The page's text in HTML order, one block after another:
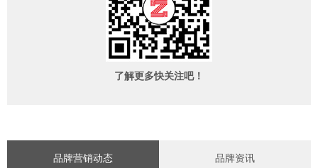
了解更多快关注吧！
品牌营销动态 品牌资讯